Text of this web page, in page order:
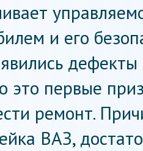
и его
дефекты
это первые
ремонт.
ВАЗ,